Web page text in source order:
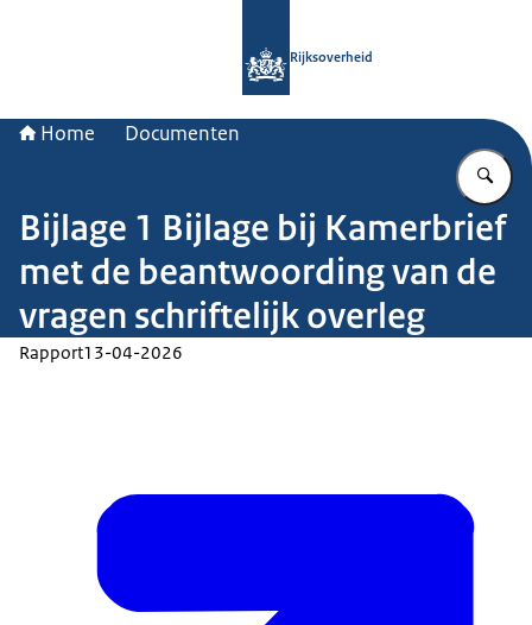
Rijksoverheid
Home Documenten
Bijlage 1 Bijlage bij Kamerbrief
met de beantwoording van de
vragen schriftelijk overleg
Rapport13-04-2026